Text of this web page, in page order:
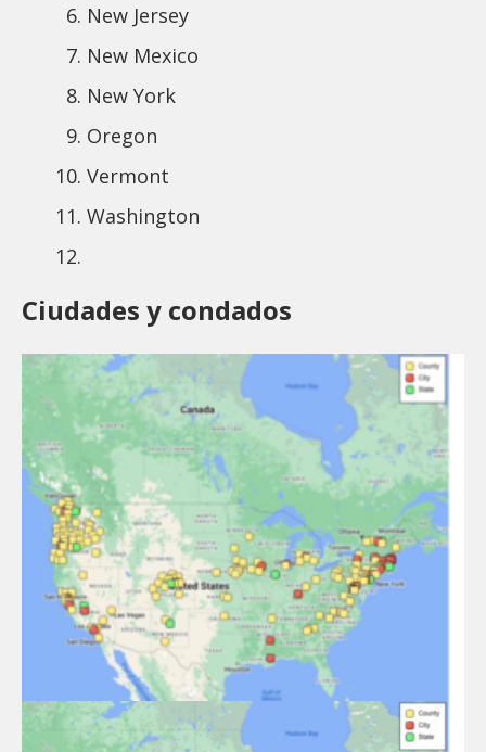
New Jersey
New Mexico
New York
Oregon
Vermont
Washington
Ciudades y condados